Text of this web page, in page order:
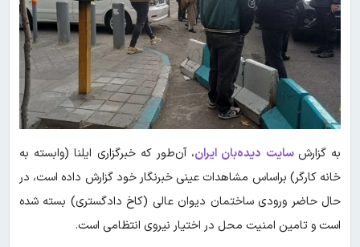
به گزارش سایت دیده‌بان ایران، آن‌طور که خبرگزاری ایلنا (وابسته به
خانه کارگر) براساس مشاهدات عینی خبرنگار خود گزارش داده است، در
حال حاضر ورودی‌ ساختمان دیوان عالی (کاخ دادگستری) بسته شده
است و تامین امنیت محل در اختیار نیروی انتظامی است.